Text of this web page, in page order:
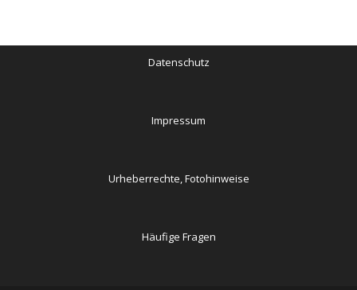
Datenschutz
Impressum
Urheberrechte, Fotohinweise
Häufige Fragen